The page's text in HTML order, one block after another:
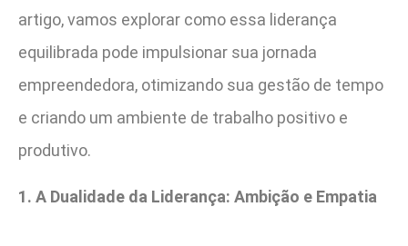
artigo, vamos explorar como essa liderança
equilibrada pode impulsionar sua jornada
empreendedora, otimizando sua gestão de tempo
e criando um ambiente de trabalho positivo e
produtivo.
1. A Dualidade da Liderança: Ambição e Empatia